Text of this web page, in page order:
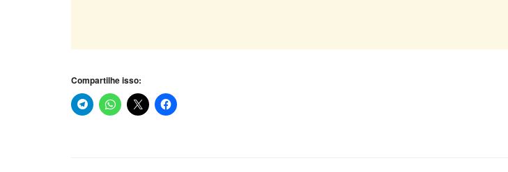
Compartilhe isso: